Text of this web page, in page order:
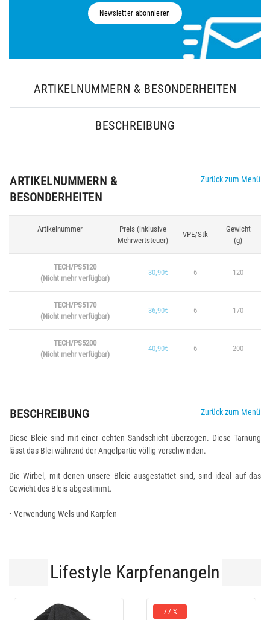
Newsletter abonnieren
ARTIKELNUMMERN & BESONDERHEITEN
BESCHREIBUNG
ARTIKELNUMMERN &
BESONDERHEITEN
Zurück zum Menü
Artikelnummer
Preis (inklusive
Mehrwertsteuer)
VPE/Stk
Gewicht
(g)
TECH/PS5120
(Nicht mehr verfügbar)
30,90€ 6 120
TECH/PS5170
(Nicht mehr verfügbar)
36,90€ 6 170
TECH/PS5200
(Nicht mehr verfügbar)
40,90€ 6 200
BESCHREIBUNG Zurück zum Menü
Diese Bleie sind mit einer echten Sandschicht überzogen. Diese Tarnung
lässt das Blei während der Angelpartie völlig verschwinden.
Die Wirbel, mit denen unsere Bleie ausgestattet sind, sind ideal auf das
Gewicht des Bleis abgestimmt.
• Verwendung Wels und Karpfen
Lifestyle Karpfenangeln